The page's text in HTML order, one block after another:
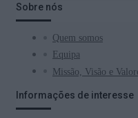
Sobre nós
Quem somos
Equipa
Missão, Visão e
Informações de interesse